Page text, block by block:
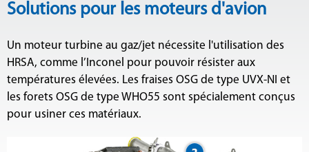
Solutions pour les moteurs d'avion
Un moteur turbine au gaz/jet nécessite l'utilisation des
HRSA, comme l’Inconel pour pouvoir résister aux
températures élevées. Les fraises OSG de type UVX-NI et
les forets OSG de type WHO55 sont spécialement conçus
pour usiner ces matériaux.